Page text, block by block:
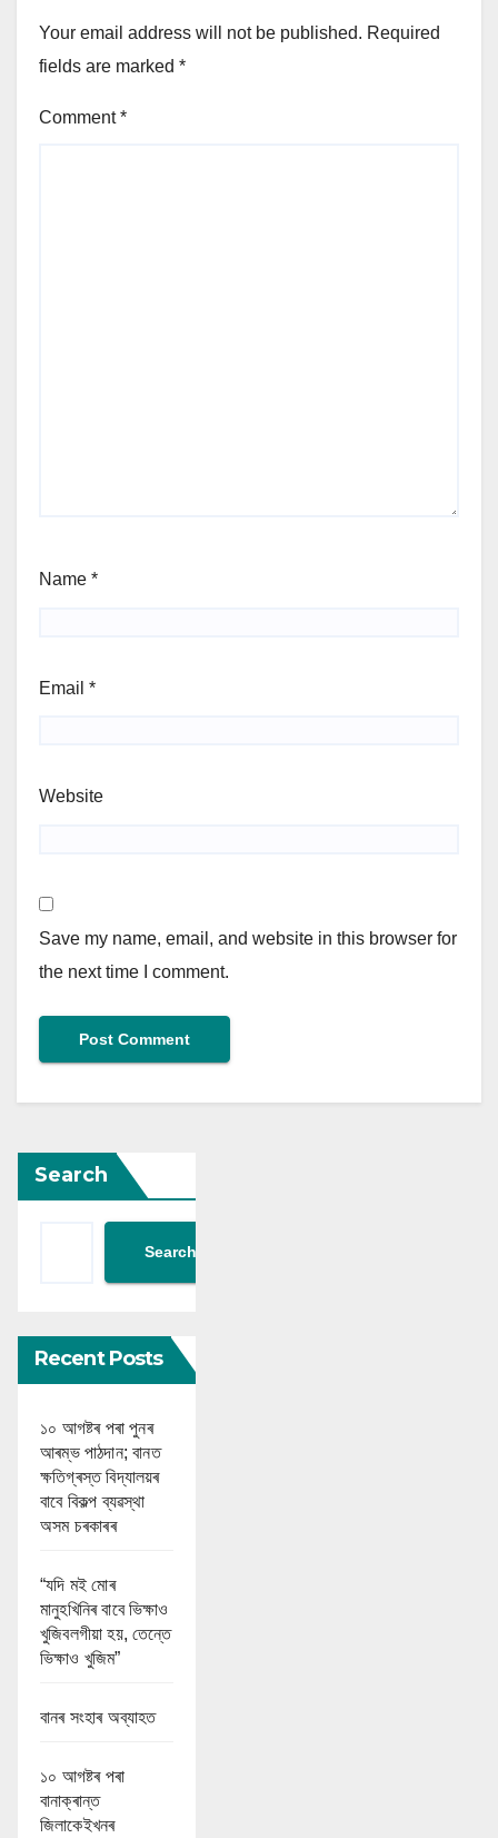
Your email address will not be published. Required
fields are marked *
Comment*
Name *
Email *
Website
Save my name, email, and website in this browser for
the next time I comment.
Search
Search
Recent Posts
১০ আগষ্টৰ পৰা পুনৰ
আৰম্ভ পাঠদান; বানত
ক্ষতিগ্ৰস্ত বিদ্যালয়ৰ
বাবে বিকল্প ব্যৱস্থা
অসম চৰকাৰৰ
“যদি মই মোৰ
মানুহখিনিৰ বাবে ভিক্ষাও
খুজিবলগীয়া হয়, তেন্তে
ভিক্ষাও খুজিম”
বানৰ সংহাৰ অব্যাহত
১০ আগষ্টৰ পৰা
বানাক্ৰান্ত
জিলাকেইখনৰ